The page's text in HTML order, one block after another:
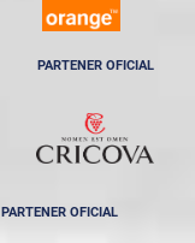
PARTENER OFICIAL
PARTENER OFICIAL